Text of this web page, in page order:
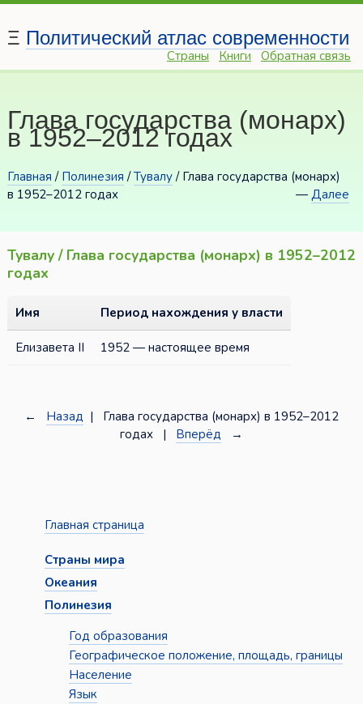
Ξ Политический атлас современности
Страны Книги Обратная связь
Глава государства (монарх)
в 1952–2012 годах
Главная / Полинезия /Тувалу/ Глава государства (монарх)
в 1952–2012 годах
—Далее
Тувалу / Глава государства (монарх) в 1952–2012
годах
Имя Период нахождения у власти
Елизавета II 1952 — настоящее время
← Назад | Глава государства (монарх) в 1952–2012
годах | Вперёд →
Главная страница
Страны мира
Океания
Полинезия
Год образования
Географическое положение, площадь, границы
Население
Язык